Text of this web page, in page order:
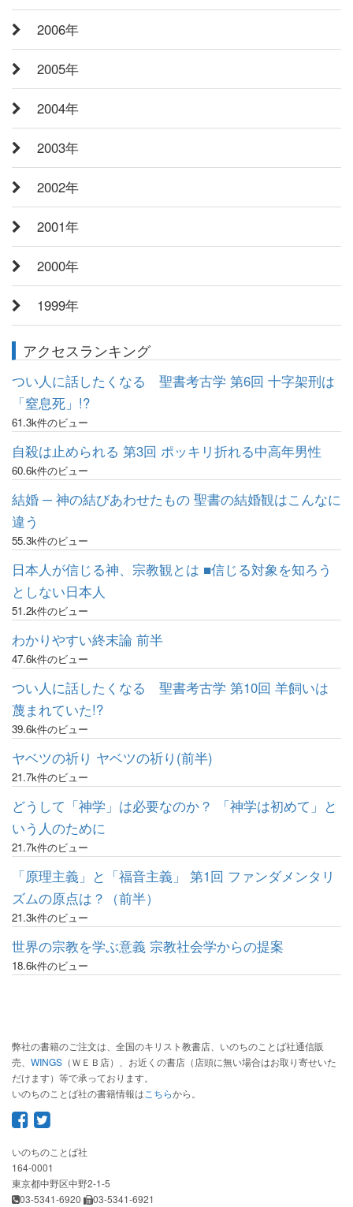
2006年
2005年
2004年
2003年
2002年
2001年
2000年
1999年
アクセスランキング
つい人に話したくなる 聖書考古学 第6回 十字架刑は
「窒息死」!?
61.3k件のビュー
自殺は止められる 第3回 ポッキリ折れる中高年男性
60.6k件のビュー
結婚 ─ 神の結びあわせたもの 聖書の結婚観はこんなに
違う
55.3k件のビュー
日本人が信じる神、宗教観とは ■信じる対象を知ろう
としない日本人
51.2k件のビュー
わかりやすい終末論 前半
47.6k件のビュー
つい人に話したくなる 聖書考古学 第10回 羊飼いは
蔑まれていた!?
39.6k件のビュー
ヤベツの祈り ヤベツの祈り(前半)
21.7k件のビュー
どうして「神学」は必要なのか？ 「神学は初めて」と
いう人のために
21.7k件のビュー
「原理主義」と「福音主義」 第1回 ファンダメンタリ
ズムの原点は？（前半）
21.3k件のビュー
世界の宗教を学ぶ意義 宗教社会学からの提案
18.6k件のビュー
弊社の書籍のご注文は、全国のキリスト教書店、いのちのことば社通信販
売、 WINGS （ＷＥＢ店）、お近くの書店（店頭に無い場合はお取り寄せいた
だけます）等で承っております。
いのちのことば社の書籍情報は こちらから。
いのちのことば社
164-0001
東京都中野区中野2-1-5
03-5341-6920
03-5341-6921